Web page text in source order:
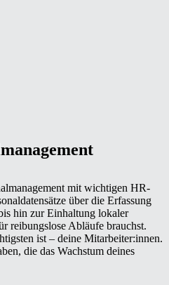
mit wichtigen HR-
über die Erfassung
hin zur Einhaltung lokaler
reibungslose Abläufe brauchst.
ist – deine Mitarbeiter:innen.
die das Wachstum deines